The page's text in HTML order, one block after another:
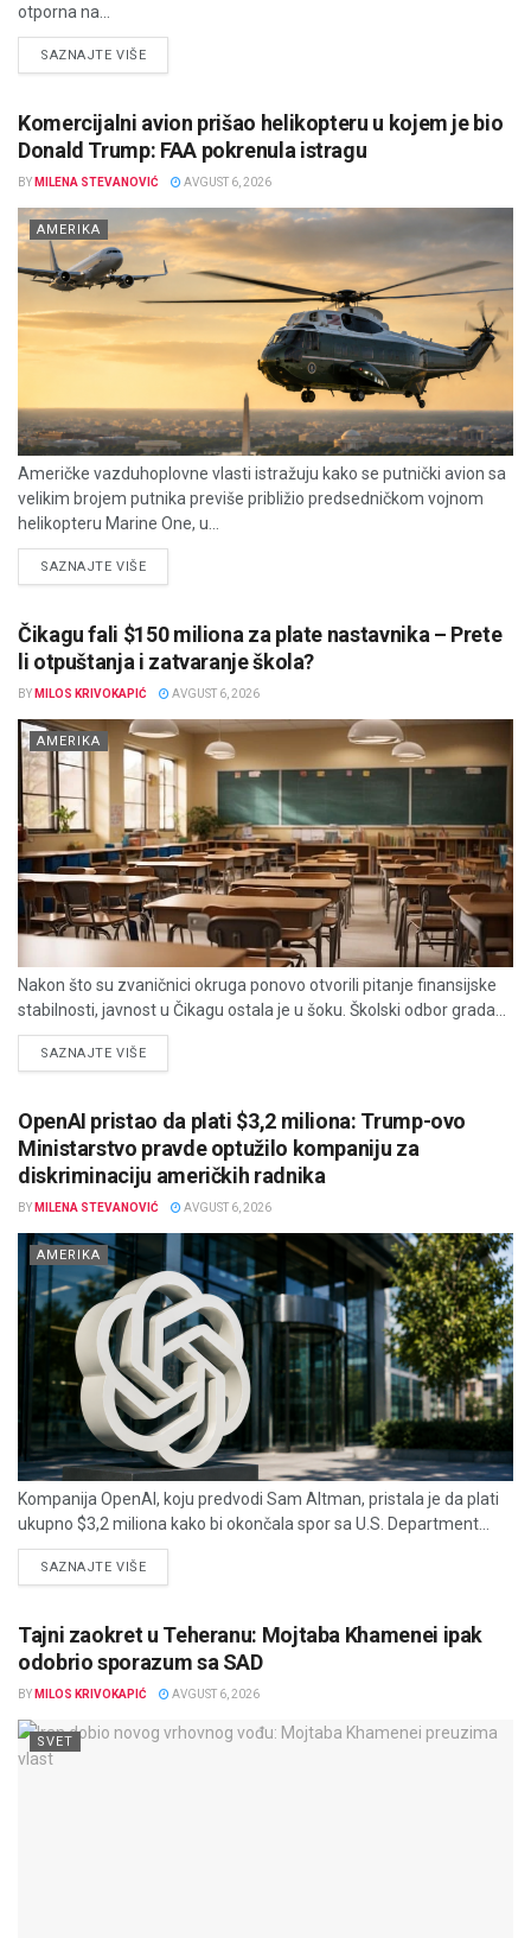
otporna na...
SAZNAJTE VIŠEDETAILS
Komercijalni avion prišao helikopteru u kojem je bio
Donald Trump: FAA pokrenula istragu
BY MILENA STEVANOVIĆ AVGUST 6, 2026
AMERIKA
Američke vazduhoplovne vlasti istražuju kako se putnički avion sa
velikim brojem putnika previše približio predsedničkom vojnom
helikopteru Marine One, u...
SAZNAJTE VIŠEDETAILS
Čikagu fali $150 miliona za plate nastavnika – Prete
li otpuštanja i zatvaranje škola?
BY MILOS KRIVOKAPIĆ AVGUST 6, 2026
AMERIKA
Nakon što su zvaničnici okruga ponovo otvorili pitanje finansijske
stabilnosti, javnost u Čikagu ostala je u šoku. Školski odbor grada...
SAZNAJTE VIŠEDETAILS
OpenAI pristao da plati $3,2 miliona: Trump-ovo
Ministarstvo pravde optužilo kompaniju za
diskriminaciju američkih radnika
BY MILENA STEVANOVIĆ AVGUST 6, 2026
AMERIKA
Kompanija OpenAI, koju predvodi Sam Altman, pristala je da plati
ukupno $3,2 miliona kako bi okončala spor sa U.S. Department...
SAZNAJTE VIŠEDETAILS
Tajni zaokret u Teheranu: Mojtaba Khamenei ipak
odobrio sporazum sa SAD
BY MILOS KRIVOKAPIĆ AVGUST 6, 2026
SVET